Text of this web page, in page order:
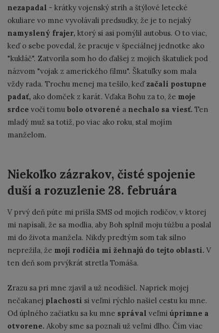
nezapadal - krátky vojenský strih a štýlové letecké
okuliare vo mne vyvolávali predsudky, že je to nejaký
namyslený frajer, ktorý si asi pomýlil autobus. O to viac,
keď o sebe povedal, že pracuje v špeciálnej jednotke ako
"kukláč". Zatvorila som ho do ďalšej z mojich škatuliek pod
názvom "vojak z amerického filmu". Škatuľky som mala
vždy rada. Trochu menej ma tešilo, keď začali postupne
padať, ako domček z karát. Vďaka Bohu za to, že moje
srdce voči tomu bolo otvorené a nechalo sa viesť. Ten
mladý muž sa totiž, po viac ako roku, stal mojím
manželom.
Niekoľko zázrakov, čisté spojenie
duší a rozuzlenie 28. februára
V prvý deň púte mi prišla SMS od mojich rodičov, v ktorej
mi napísali, že sa modlia, aby Boh splnil moju túžbu a poslal
mi do života manžela. Nikdy predtým som tak silno
neprežila, že moji rodičia mi žehnajú do tejto oblasti. V
ten deň som prvýkrát stretla Tomáša.
Zrazu sa pri mne zjavil a už neodišiel. Napriek mojej
nečakanej plachosti si veľmi rýchlo našiel cestu ku mne.
Od úplného začiatku sa ku mne správal veľmi úprimne a
otvorene. Akoby sme sa poznali už veľmi dlho. Čím viac